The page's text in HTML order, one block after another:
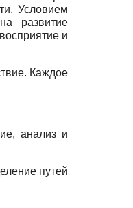
Условием
развитие
и
Каждое
анализ и
путей